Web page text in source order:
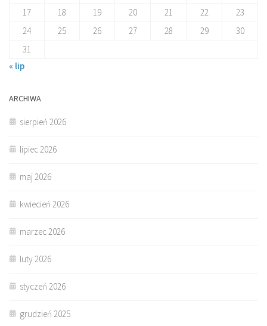
17
18 19 20 21 22
23
24
25 26 27 28 29
30
31
« lip
ARCHIWA
sierpień 2026
lipiec 2026
maj 2026
kwiecień 2026
marzec 2026
luty 2026
styczeń 2026
grudzień 2025